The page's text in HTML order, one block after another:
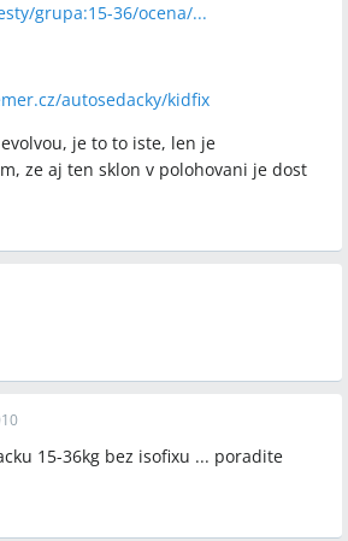
grupa:15-36/ocena/...
autosedacky/kidfix
je to to iste, len je
ze aj ten sklon v polohovani je dost
15-36kg bez isofixu ... poradite